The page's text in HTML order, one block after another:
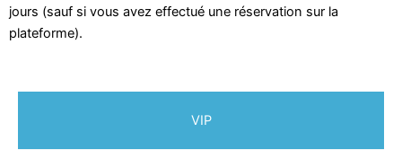
jours (sauf si vous avez effectué une réservation sur la
plateforme).
VIP